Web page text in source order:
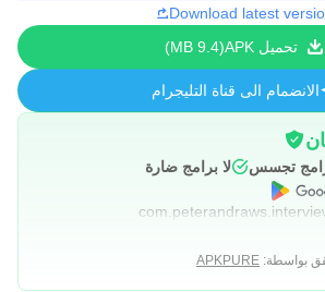
Download latest
تحميل APK
9.4 MB
الانضمام الى قناة التليجرام
تجسس
لا برامج ضارة
بواسطة: APKPURE